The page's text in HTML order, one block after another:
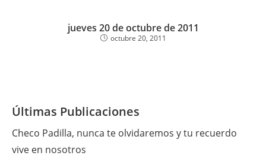
jueves 20 de octubre de 2011
octubre 20, 2011
Últimas Publicaciones
Checo Padilla, nunca te olvidaremos y tu recuerdo
vive en nosotros